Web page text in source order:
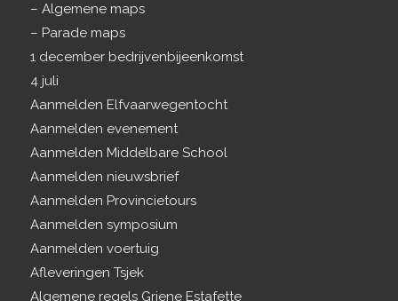
– Algemene maps
– Parade maps
1 december bedrijvenbijeenkomst
4 juli
Aanmelden Elfvaarwegentocht
Aanmelden evenement
Aanmelden Middelbare School
Aanmelden nieuwsbrief
Aanmelden Provincietours
Aanmelden symposium
Aanmelden voertuig
Afleveringen Tsjek
Algemene regels Griene Estafette